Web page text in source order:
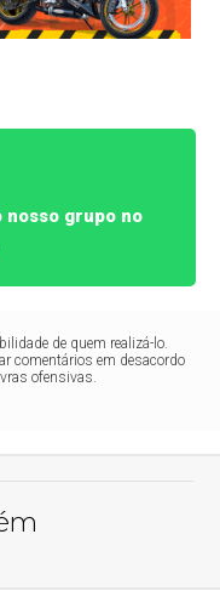
nosso grupo no
de quem realizá-lo.
comentários em desacordo
ofensivas.